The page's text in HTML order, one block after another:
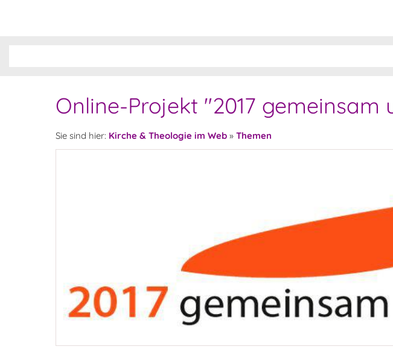
Online-Projekt "2017 gemeinsam
Sie sind hier: Kirche & Theologie im Web » Themen